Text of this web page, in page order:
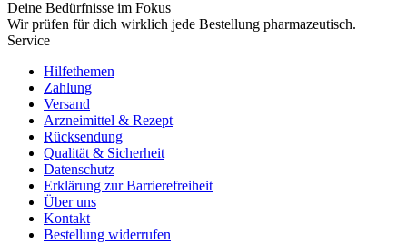
Deine Bedürfnisse im Fokus
Wir prüfen für dich wirklich jede Bestellung pharmazeutisch.
Service
Hilfethemen
Zahlung
Versand
Arzneimittel & Rezept
Rücksendung
Qualität & Sicherheit
Datenschutz
Erklärung zur Barrierefreiheit
Über uns
Kontakt
Bestellung widerrufen